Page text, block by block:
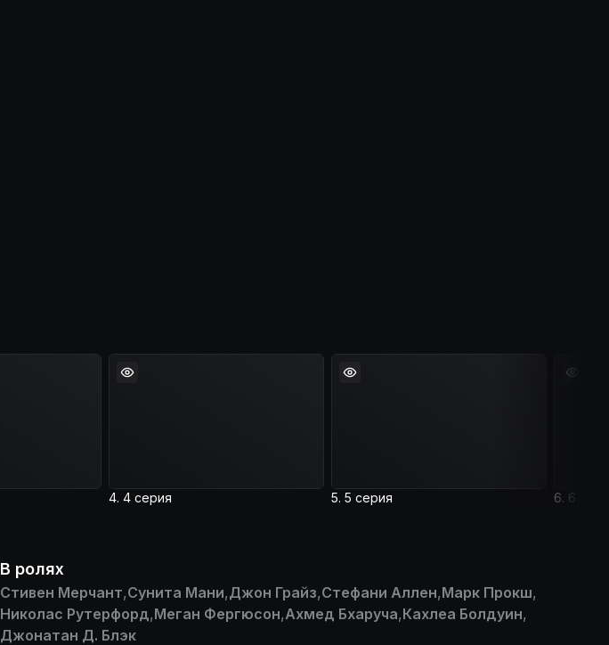
4. 4 серия 5. 5 серия 6. 6
В ролях
Стивен Мерчант,Сунита Мани,Джон Грайз,Стефани Аллен,Марк Прокш,
Николас Рутерфорд,Меган Фергюсон,Ахмед Бхаруча,Кахлеа Болдуин,
Джонатан Д. Блэк